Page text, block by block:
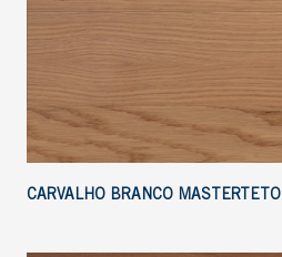
CARVALHO BRANCO MASTERTETO